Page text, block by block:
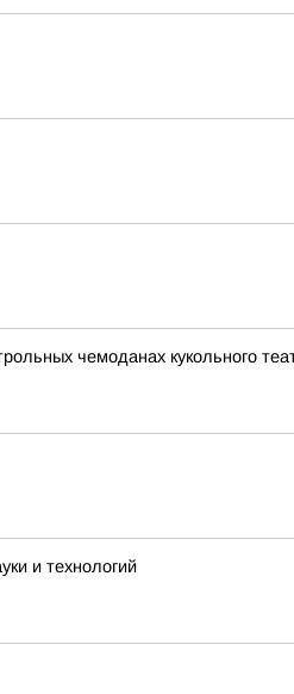
чемоданах кукольного
и технологий